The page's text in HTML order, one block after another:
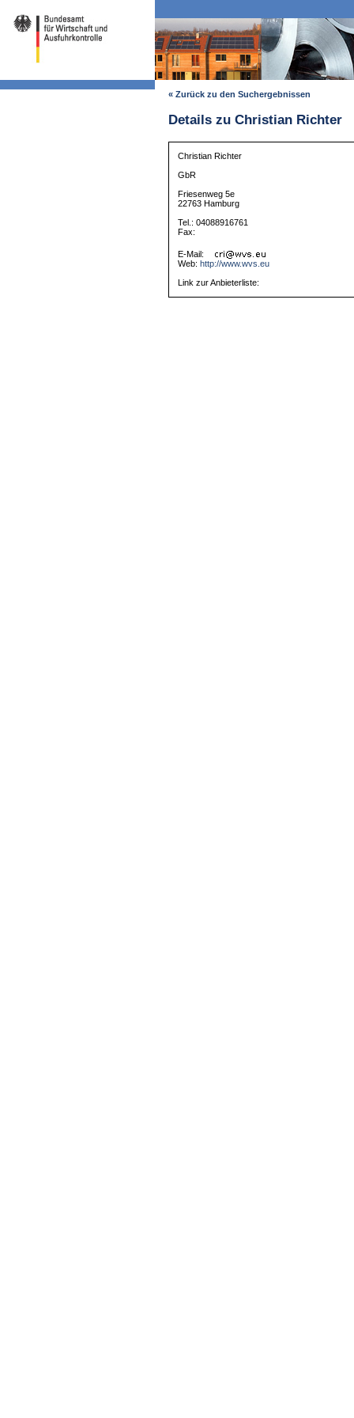
« Zurück zu den Suchergebnissen
Details zu Christian Richter
Christian Richter
GbR
Friesenweg 5e
22763 Hamburg
Tel.: 04088916761
Fax:
E-Mail:
Web: http://www.wvs.eu
Link zur Anbieterliste: